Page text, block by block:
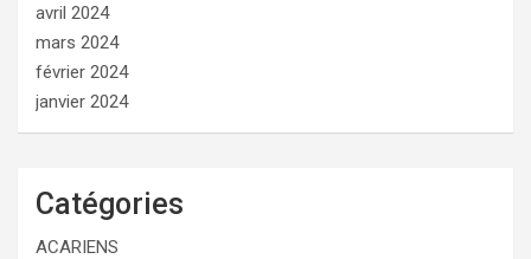
avril 2024
mars 2024
février 2024
janvier 2024
Catégories
ACARIENS